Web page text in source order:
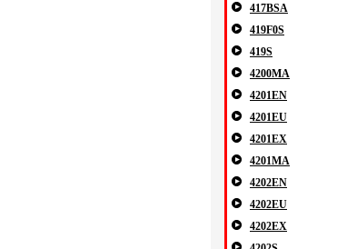
417BSA
419F0S
419S
4200MA
4201EN
4201EU
4201EX
4201MA
4202EN
4202EU
4202EX